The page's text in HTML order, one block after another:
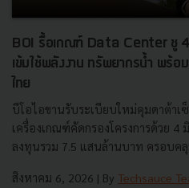
BOI รื้อเกณฑ์ Data Center ชู
เข้มใช้พลังงาน ทรัพยากรน้ำ พร้อ
ไทย
บีโอไอขานรับระเบียบใหม่คุมดาต้า
เครื่องเกณฑ์คัดกรองโครงการด้วย 4
ลงทุนรวม 7.5 แสนล้านบาท ครอบค
สิงหาคม 6, 2026 | By Techsauce